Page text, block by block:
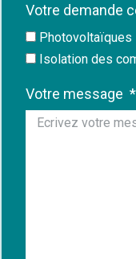
Votre demande
Photovoltaïques
Isolation des
Votre message